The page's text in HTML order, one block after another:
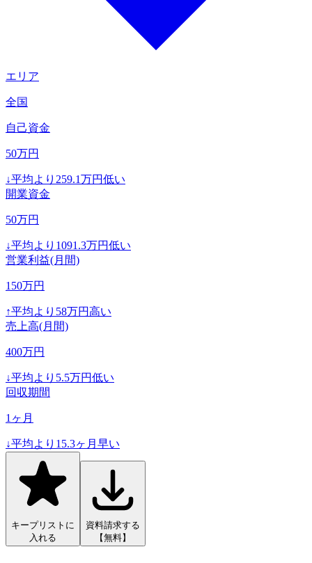
エリア
全国
自己資金
50万円
↓平均より 259.1万円低い
開業資金
50万円
↓平均より 1091.3万円低い
営業利益(月間)
150万円
↑平均より 58万円高い
売上高(月間)
400万円
↓平均より 5.5万円低い
回収期間
1 ヶ月
↓平均より 15.3ヶ月早い
キープリストに
入れる
資料請求する
【無料】